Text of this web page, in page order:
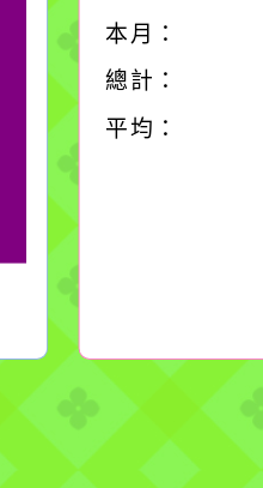
別是要看清那些美麗
本月：
總計：
平均：